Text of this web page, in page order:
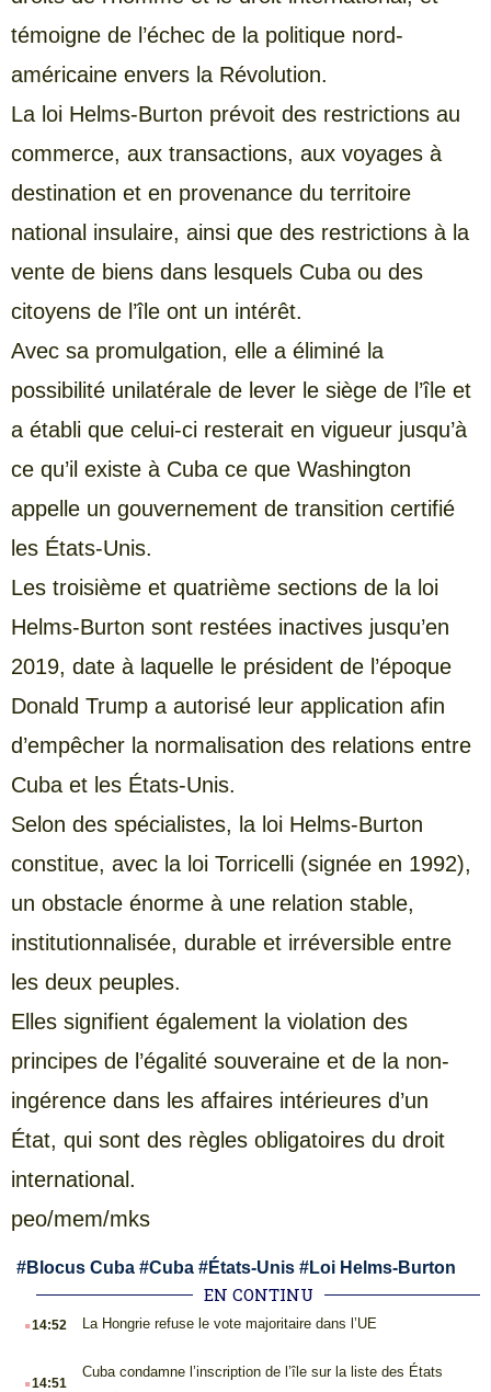
témoigne de l’échec de la politique nord-
américaine envers la Révolution.
La loi Helms-Burton prévoit des restrictions au
commerce, aux transactions, aux voyages à
destination et en provenance du territoire
national insulaire, ainsi que des restrictions à la
vente de biens dans lesquels Cuba ou des
citoyens de l’île ont un intérêt.
Avec sa promulgation, elle a éliminé la
possibilité unilatérale de lever le siège de l’île et
a établi que celui-ci resterait en vigueur jusqu’à
ce qu’il existe à Cuba ce que Washington
appelle un gouvernement de transition certifié
les États-Unis.
Les troisième et quatrième sections de la loi
Helms-Burton sont restées inactives jusqu’en
2019, date à laquelle le président de l’époque
Donald Trump a autorisé leur application afin
d’empêcher la normalisation des relations entre
Cuba et les États-Unis.
Selon des spécialistes, la loi Helms-Burton
constitue, avec la loi Torricelli (signée en 1992),
un obstacle énorme à une relation stable,
institutionnalisée, durable et irréversible entre
les deux peuples.
Elles signifient également la violation des
principes de l’égalité souveraine et de la non-
ingérence dans les affaires intérieures d’un
État, qui sont des règles obligatoires du droit
international.
peo/mem/mks
#Blocus Cuba #Cuba #États-Unis #Loi Helms-Burton
EN CONTINU
.14:52 La Hongrie refuse le vote majoritaire dans l’UE
.14:51
Cuba condamne l’inscription de l’île sur la liste des États